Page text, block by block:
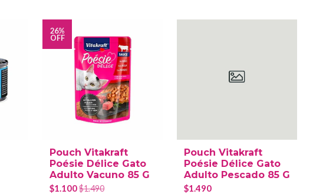
26%
OFF
Pouch Vitakraft
Poésie Délice Gato
Adulto Vacuno 85 G
$1.100$1.490
Pouch Vitakraft
Poésie Délice Gato
Adulto Pescado 85 G
$1.490